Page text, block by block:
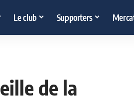
Le club Supporters
de la